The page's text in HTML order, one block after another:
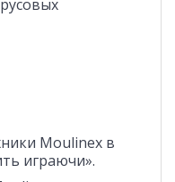
Moulinex в
играючи».